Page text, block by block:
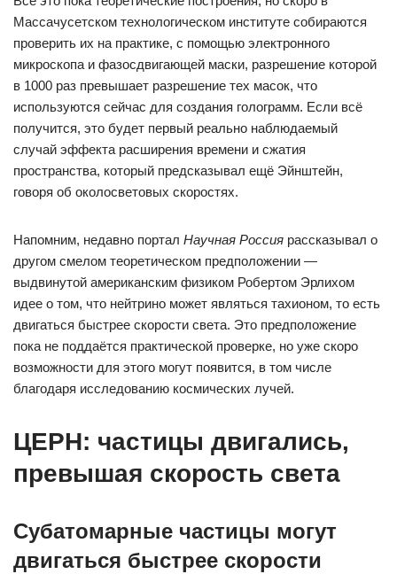
Массачусетском технологическом институте собираются
проверить их на практике, с помощью электронного
микроскопа и фазосдвигающей маски, разрешение которой
в 1000 раз превышает разрешение тех масок, что
используются сейчас для создания голограмм. Если всё
получится, это будет первый реально наблюдаемый
случай эффекта расширения времени и сжатия
пространства, который предсказывал ещё Эйнштейн,
говоря об околосветовых скоростях.
Напомним, недавно портал Научная Россия рассказывал о
другом смелом теоретическом предположении —
выдвинутой американским физиком Робертом Эрлихом
идее о том, что нейтрино может являться тахионом, то есть
двигаться быстрее скорости света. Это предположение
пока не поддаётся практической проверке, но уже скоро
возможности для этого могут появится, в том числе
благодаря исследованию космических лучей.
ЦЕРН: частицы двигались,
превышая скорость света
Субатомарные частицы могут
двигаться быстрее скорости